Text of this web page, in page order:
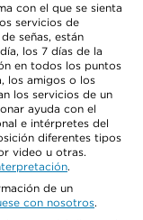
con el que se sienta
servicios de
señas, están
los 7 días de la
en todos los puntos
los amigos o los
los servicios de un
ayuda con el
e intérpretes del
diferentes tipos
video u otras.
.
de un
con nosotros.